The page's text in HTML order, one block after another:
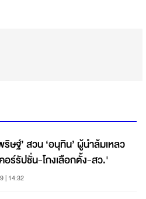
ษฐ์’ สวน ‘อนุทิน’ ผู้นำล้มเหลว
ร์รัปชั่น-โกงเลือกตั้ง-สว.'
| 14:32